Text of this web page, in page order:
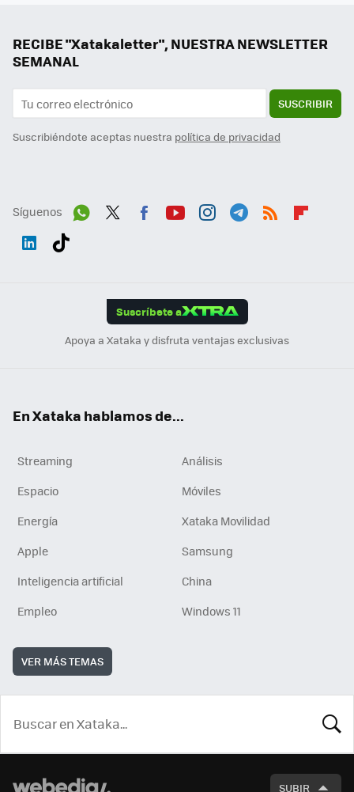
RECIBE "Xatakaletter", NUESTRA NEWSLETTER
SEMANAL
SUSCRIBIR
Suscribiéndote aceptas nuestra política de privacidad
Síguenos
Suscríbete a
Apoya a Xataka y disfruta ventajas exclusivas
En Xataka hablamos de...
Streaming
Análisis
Espacio
Móviles
Energía
Xataka Movilidad
Apple
Samsung
Inteligencia artificial
China
Empleo
Windows 11
VER MÁS TEMAS
SUBIR